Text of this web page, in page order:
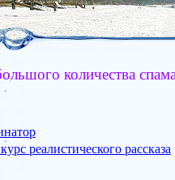
количества
реалистического рассказа